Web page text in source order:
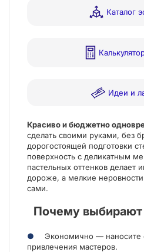
Каталог
Идеи и
Красиво и бюджетно
сделать своими руками, без
дорогостоящей подготовки
поверхность с деликатным
пастельных оттенков делает
дороже, а мелкие
сами.
Почему выбирают
Экономично — наносите
привлечения мастеров.